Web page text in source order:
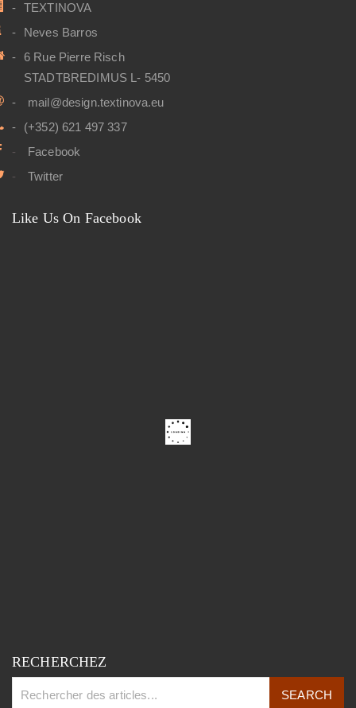
TEXTINOVA
Neves Barros
6 Rue Pierre Risch
STADTBREDIMUS L- 5450
mail@design.textinova.eu
(+352) 621 497 337
Facebook
Twitter
Like Us On Facebook
RECHERCHEZ